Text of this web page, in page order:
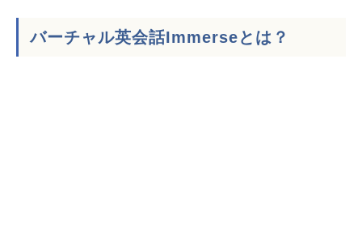
バーチャル英会話Immerseとは？